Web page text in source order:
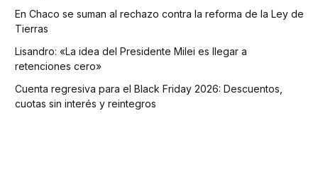
En Chaco se suman al rechazo contra la reforma de la Ley de
Tierras
Lisandro: «La idea del Presidente Milei es llegar a
retenciones cero»
Cuenta regresiva para el Black Friday 2026: Descuentos,
cuotas sin interés y reintegros